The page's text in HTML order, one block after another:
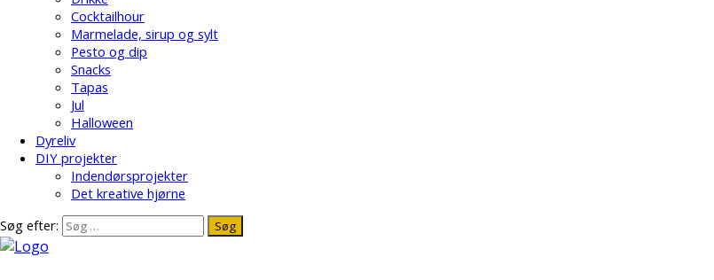
Cocktailhour
Marmelade, sirup og sylt
Pesto og dip
Snacks
Tapas
Jul
Halloween
Dyreliv
DIY projekter
Indendørsprojekter
Det kreative hjørne
Søg efter: